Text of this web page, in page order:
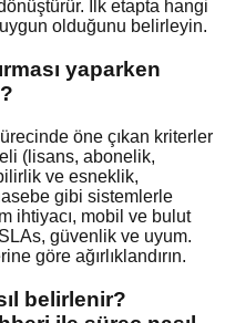
İlk etapta hangi
olduğunu belirleyin.
yaparken
öne çıkan kriterler
(lisans, abonelik,
ve esneklik,
gibi sistemlerle
ihtiyacı, mobil ve bulut
güvenlik ve uyum.
göre ağırlıklandırın.
belirlenir?